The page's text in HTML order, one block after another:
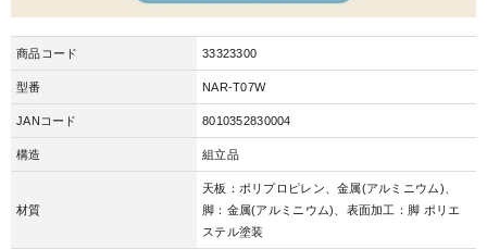
商品コード 33323300
型番 NAR-T07W
JANコード 8010352830004
構造 組立品
材質
天板：ポリプロピレン、金属(アルミニウム)、
脚：金属(アルミニウム)、表面加工：脚 ポリエ
ステル塗装